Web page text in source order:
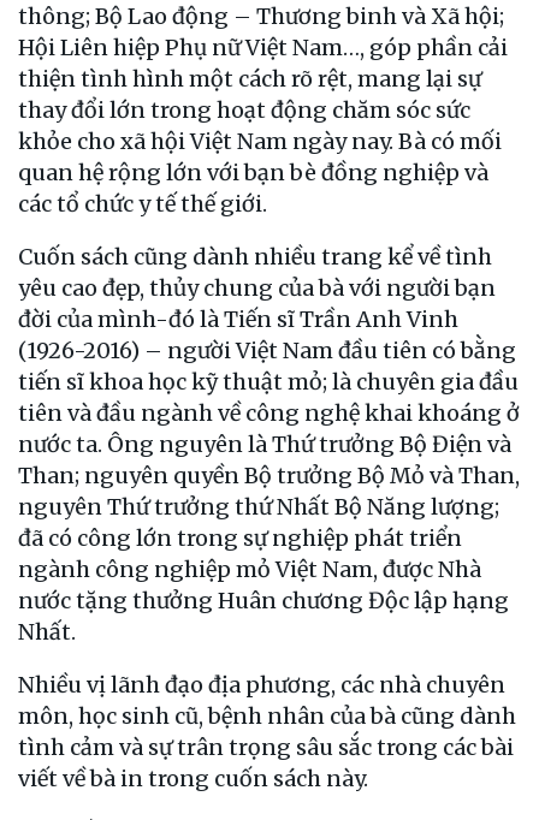
thông; Bộ Lao động – Thương binh và Xã hội;
Hội Liên hiệp Phụ nữ Việt Nam…, góp phần cải
thiện tình hình một cách rõ rệt, mang lại sự
thay đổi lớn trong hoạt động chăm sóc sức
khỏe cho xã hội Việt Nam ngày nay. Bà có mối
quan hệ rộng lớn với bạn bè đồng nghiệp và
các tổ chức y tế thế giới.
Cuốn sách cũng dành nhiều trang kể về tình
yêu cao đẹp, thủy chung của bà với người bạn
đời của mình-đó là Tiến sĩ Trần Anh Vinh
(1926-2016) – người Việt Nam đầu tiên có bằng
tiến sĩ khoa học kỹ thuật mỏ; là chuyên gia đầu
tiên và đầu ngành về công nghệ khai khoáng ở
nước ta. Ông nguyên là Thứ trưởng Bộ Điện và
Than; nguyên quyền Bộ trưởng Bộ Mỏ và Than,
nguyên Thứ trưởng thứ Nhất Bộ Năng lượng;
đã có công lớn trong sự nghiệp phát triển
ngành công nghiệp mỏ Việt Nam, được Nhà
nước tặng thưởng Huân chương Độc lập hạng
Nhất.
Nhiều vị lãnh đạo địa phương, các nhà chuyên
môn, học sinh cũ, bệnh nhân của bà cũng dành
tình cảm và sự trân trọng sâu sắc trong các bài
viết về bà in trong cuốn sách này.